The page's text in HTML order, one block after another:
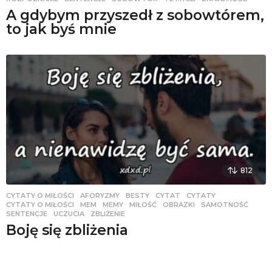
A gdybym przyszedł z sobowtórem,
to jak byś mnie
812
CYTATY O MIŁOŚCI AFORYZMY ,BESTY ,CYTAT ,CYTATY
CYTATY O MIŁOŚCI
,MEM ,MEMY ,MIŁOŚĆ ,OBRAZKI ,SAMOTNOŚĆ
SENTENCJE
,UCZUCIA ,ZBLIŻENIE
Boję się zbliżenia